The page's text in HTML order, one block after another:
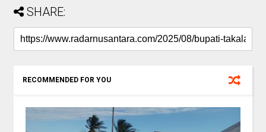
SHARE:
RECOMMENDED FOR YOU